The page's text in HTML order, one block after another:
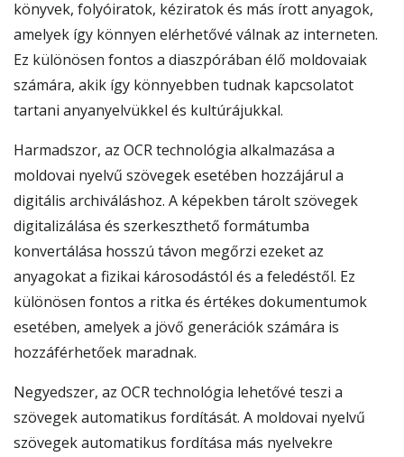
könyvek, folyóiratok, kéziratok és más írott anyagok,
amelyek így könnyen elérhetővé válnak az interneten.
Ez különösen fontos a diaszpórában élő moldovaiak
számára, akik így könnyebben tudnak kapcsolatot
tartani anyanyelvükkel és kultúrájukkal.
Harmadszor, az OCR technológia alkalmazása a
moldovai nyelvű szövegek esetében hozzájárul a
digitális archiváláshoz. A képekben tárolt szövegek
digitalizálása és szerkeszthető formátumba
konvertálása hosszú távon megőrzi ezeket az
anyagokat a fizikai károsodástól és a feledéstől. Ez
különösen fontos a ritka és értékes dokumentumok
esetében, amelyek a jövő generációk számára is
hozzáférhetőek maradnak.
Negyedszer, az OCR technológia lehetővé teszi a
szövegek automatikus fordítását. A moldovai nyelvű
szövegek automatikus fordítása más nyelvekre